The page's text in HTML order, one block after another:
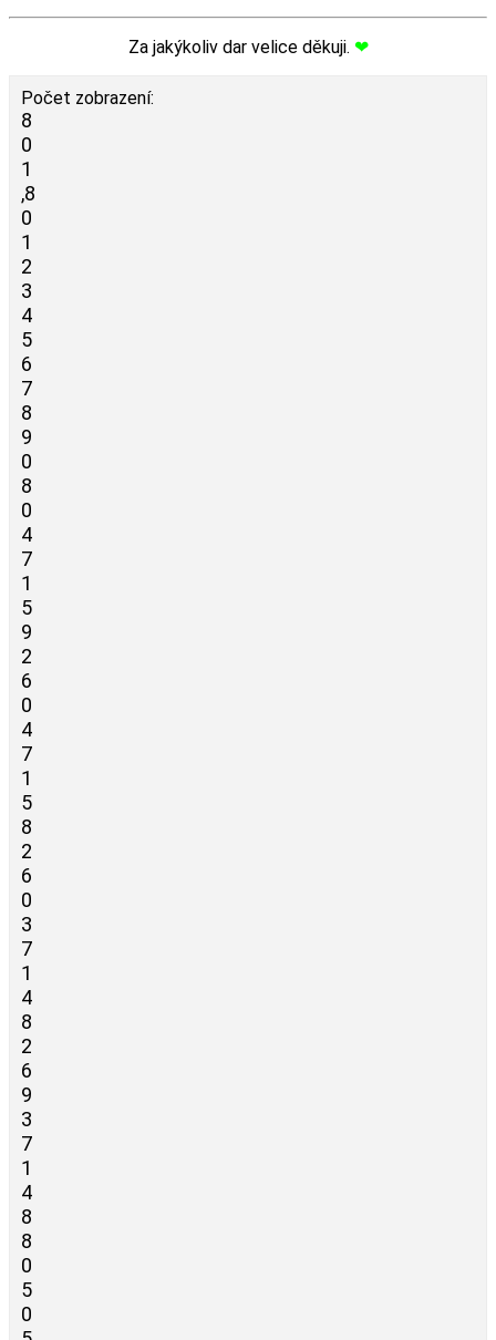
Za jakýkoliv dar velice děkuji. ❤
Počet zobrazení:
8
0
1
,8
0
1
2
3
4
5
6
7
8
9
0
8
0
4
7
1
5
9
2
6
0
4
7
1
5
8
2
6
0
3
7
1
4
8
2
6
9
3
7
1
4
8
8
0
5
0